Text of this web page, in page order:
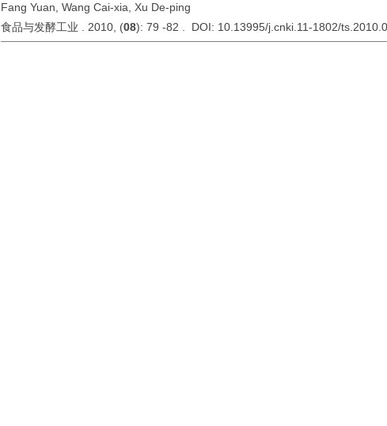
Fang Yuan, Wang Cai-xia, Xu De-ping
食品与发酵工业 . 2010, (08): 79 -82 . DOI: 10.13995/j.cnki.11-1802/